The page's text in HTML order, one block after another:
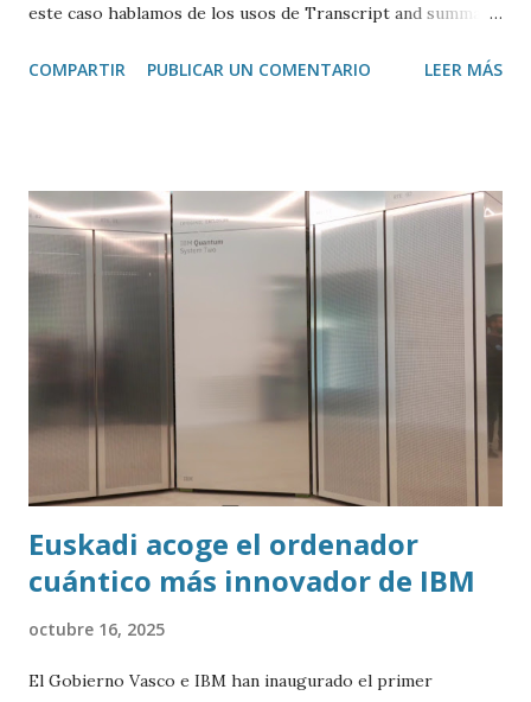
este caso hablamos de los usos de Transcript and summary
transcribir y resumir los vídeos de Youtube, así como
COMPARTIR PUBLICAR UN COMENTARIO LEER MÁS
Euskadi acoge el ordenador
cuántico más innovador de IBM
octubre 16, 2025
El Gobierno Vasco e IBM han inaugurado el primer